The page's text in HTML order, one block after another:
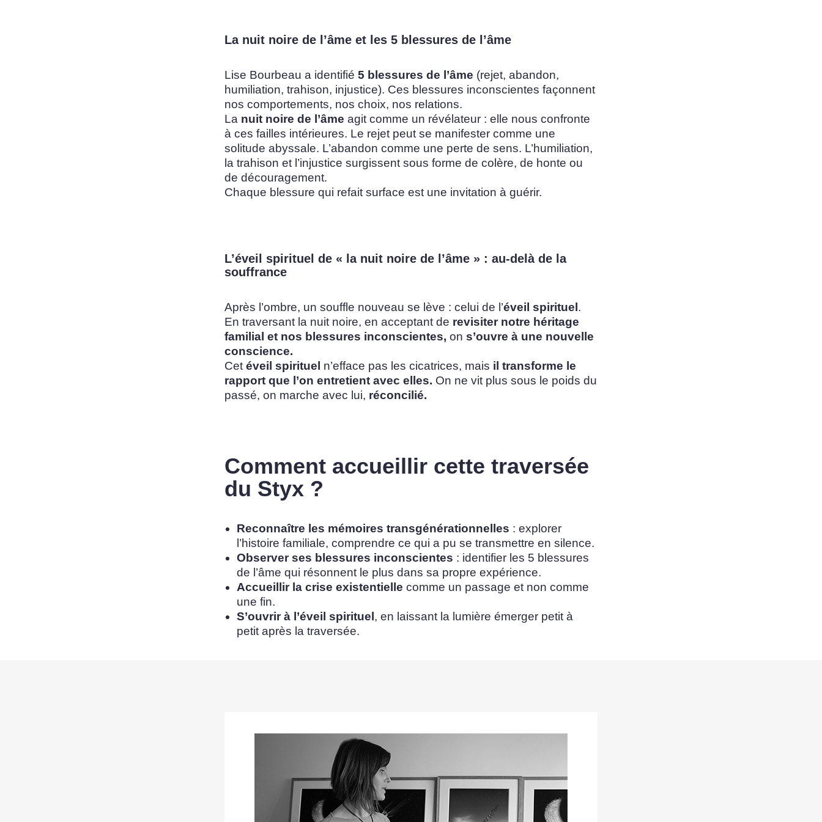
La nuit noire de l’âme et les 5 blessures de l’âme
Lise Bourbeau a identifié 5 blessures de l’âme (rejet, abandon,
humiliation, trahison, injustice). Ces blessures inconscientes façonnent
nos comportements, nos choix, nos relations.
La nuit noire de l’âme agit comme un révélateur : elle nous confronte
à ces failles intérieures. Le rejet peut se manifester comme une
solitude abyssale. L’abandon comme une perte de sens. L’humiliation,
la trahison et l’injustice surgissent sous forme de colère, de honte ou
de découragement.
Chaque blessure qui refait surface est une invitation à guérir.
L’éveil spirituel de « la nuit noire de l’âme » : au-delà de la
souffrance
Après l’ombre, un souffle nouveau se lève : celui de l’éveil spirituel .
En traversant la nuit noire, en acceptant de revisiter notre héritage
familial et nos blessures inconscientes, on s’ouvre à une nouvelle
conscience.
Cet éveil spirituel n’efface pas les cicatrices, mais il transforme le
rapport que l’on entretient avec elles. On ne vit plus sous le poids du
passé, on marche avec lui, réconcilié.
Comment accueillir cette traversée
du Styx ?
Reconnaître les mémoires transgénérationnelles : explorer
l’histoire familiale, comprendre ce qui a pu se transmettre en silence.
Observer ses blessures inconscientes : identifier les 5 blessures
de l’âme qui résonnent le plus dans sa propre expérience.
Accueillir la crise existentielle comme un passage et non comme
une fin.
S’ouvrir à l’éveil spirituel , en laissant la lumière émerger petit à
petit après la traversée.